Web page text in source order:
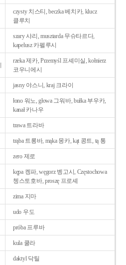
czysty 치스티, beczka 베치카, klucz
클루치
szary 샤리, musztarda 무슈타르다,
kapelusz 카펠루시
rzeka 제카, Przemyśl 프셰미실, kołnierz
코우니에시
jasny 야스니, kraj 크라이
łono 워노, głowa 그워바, bułka 부우카,
kanał 카나우
trawa 트라바
trąba 트롱바, mąka 몽카, kąt 콩트, tą 통
zero 제로
kępa 켕파, węgorz 벵고시, Częstochowa
쳉스토호바, proszę 프로셰
zima 지마
udo 우도
próba 프루바
kula 쿨라
daktyl 닥틸